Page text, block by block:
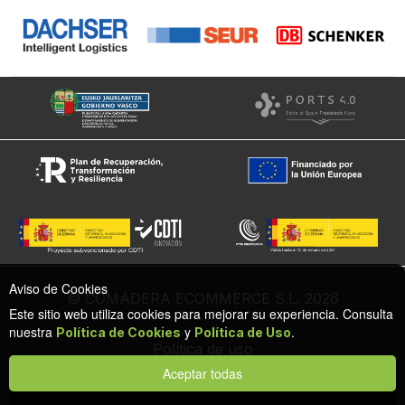
© COMADERA ECOMMERCE S.L. 2026
Política de cookies
Configuración de privacidad y cookies
Aviso de Cookies
Este sitio web utiliza cookies para mejorar su experiencia. Consulta
nuestra Política de Cookies y Política de Uso.
Aceptar todas